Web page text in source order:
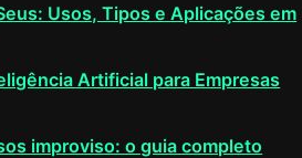
Usos, Tipos e Aplicações em
Artificial para Empresas
improviso: o guia completo